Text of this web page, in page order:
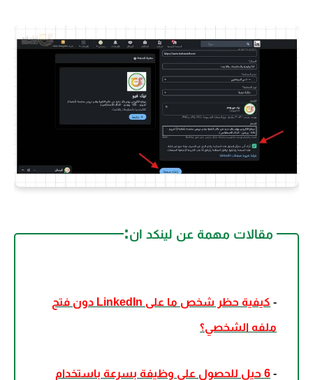
مقالات مهمة عن لينكد ان:
- كيفية حظر شخص ما على LinkedIn دون فتح
ملفه الشخصي؟
- 6 حيل للحصول على وظيفة بسرعة باستخدام